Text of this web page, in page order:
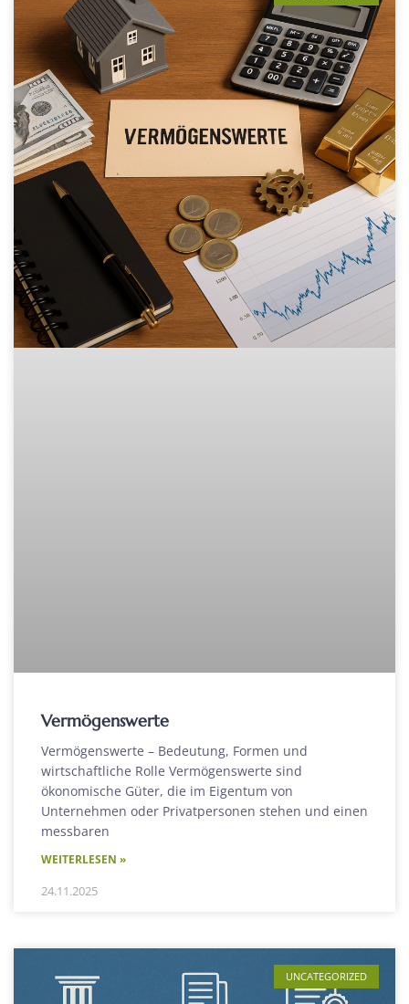
Vermögenswerte
Vermögenswerte – Bedeutung, Formen und
wirtschaftliche Rolle Vermögenswerte sind
ökonomische Güter, die im Eigentum von
Unternehmen oder Privatpersonen stehen und einen
messbaren
WEITERLESEN »
24.11.2025
UNCATEGORIZED